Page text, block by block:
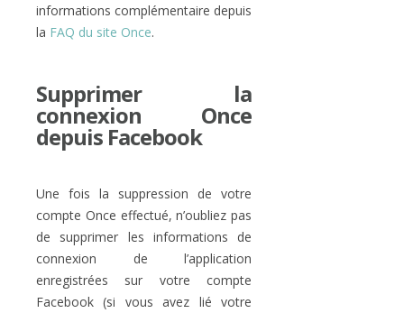
informations complémentaire depuis
la FAQ du site Once.
Supprimer la
connexion Once
depuis Facebook
Une fois la suppression de votre
compte Once effectué, n’oubliez pas
de supprimer les informations de
connexion de l’application
enregistrées sur votre compte
Facebook (si vous avez lié votre